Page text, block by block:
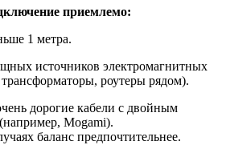
приемлемо:
1 метра.
источников электромагнитных
роутеры рядом).
дорогие кабели с двойным
Mogami).
баланс предпочтительнее.